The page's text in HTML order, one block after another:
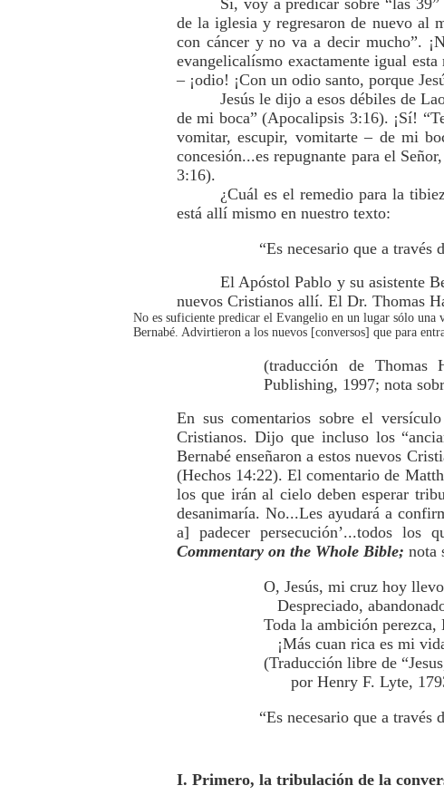
Sí, voy a predicar sobre “las
de la iglesia y regresaron de nuevo al
con cáncer y no va a decir mucho”.
evangelicalísmo exactamente igual
– ¡odio! ¡Con un odio santo, porque
Jesús le dijo a esos débiles de
de mi boca” (Apocalipsis 3:16). ¡Sí!
vomitar, escupir, vomitarte – de mi
concesión...es repugnante para el
3:16).
¿Cuál es el remedio para la
está allí mismo en nuestro texto:
“Es necesario que a
El Apóstol Pablo y su asistente
nuevos Cristianos allí. El Dr. Thomas
No es suficiente predicar el Evangelio en un lugar sólo una
Bernabé. Advirtieron a los nuevos [conversos] que para
(traducción de Thomas
Publishing, 1997; nota
En sus comentarios sobre el
Cristianos. Dijo que incluso los
Bernabé enseñaron a estos nuevos
(Hechos 14:22). El comentario de
los que irán al cielo deben esperar
desanimaría. No...Les ayudará a
a] padecer persecución’...todos
Commentary on the Whole Bible; nota
O, Jesús, mi cruz hoy
Despreciado,
Toda la ambición
¡Más cuan rica es mi
(Traducción libre de
por Henry F. Lyte,
“Es necesario que a
I. Primero, la tribulación de la